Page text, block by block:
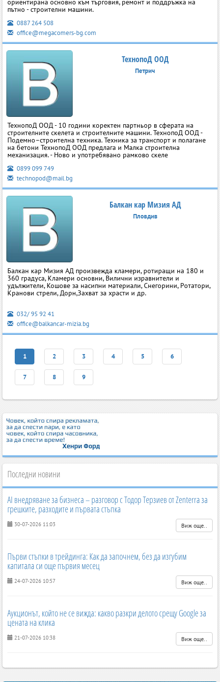
ориентирана основно към търговия, ремонт и поддръжка на
пътно - строителни машини.
0887 264 508
office@megacomers-bg.com
ТехнопоД ООД
Петрич
ТехнопоД ООД - 10 години коректен партньор в сферата на
строителните скелета и строителните машини. ТехнопоД ООД -
Подемно–строителна техника. Техника за транспорт и полагане
на бетони ТехнопоД ООД предлага и Малка строителна
механизация. - Ново и употребявано рамково скеле
0899 099 749
technopod@mail.bg
Балкан кар Мизия АД
Пловдив
Балкан кар Мизия АД произвежда кламери, ротиращи на 180 и
360 градуса, Кламери основни, Вилични изравнители и
удължители, Кошове за насипни материали, Снегорини, Ротатори,
Кранови стрели, Дорн,Захват за храсти и др.
032/ 95 92 41
office@balkancar-mizia.bg
1 2 3 4 5 6
7 8 9
Последни новини
AI внедряване за бизнеса – разговор с Тодор Терзиев от Zenterra за
грешките, разходите и първата стъпка
30-07-2026 11:03 Виж още..
Първи стъпки в трейдинга: Как да започнем, без да изгубим
капитала си още първия месец
24-07-2026 10:57 Виж още..
Аукционът, който не се вижда: какво разкри делото срещу Google за
цената на клика
21-07-2026 10:38 Виж още..